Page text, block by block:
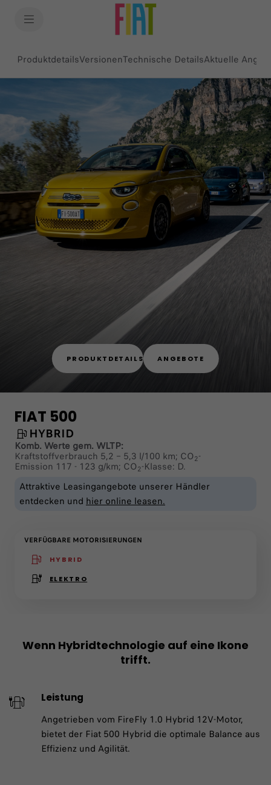
ProduktdetailsVersionenTechnische DetailsAktuelle
PRODUKTDETAILS ANGEBOTE
FIAT 500
HYBRID
Komb. Werte gem. WLTP:
Kraftstoffverbrauch 5,2 – 5,3 l/100 km; CO2-
Emission 117 - 123 g/km; CO2-Klasse: D.
Attraktive Leasingangebote unserer Händler
entdecken und hier online leasen.
VERFÜGBARE MOTORISIERUNGEN
HYBRID
ELEKTRO
Wenn Hybridtechnologie auf eine Ikone
trifft.
Leistung
Angetrieben vom FireFly 1.0 Hybrid 12V-Motor,
bietet der Fiat 500 Hybrid die optimale Balance aus
Effizienz und Agilität.